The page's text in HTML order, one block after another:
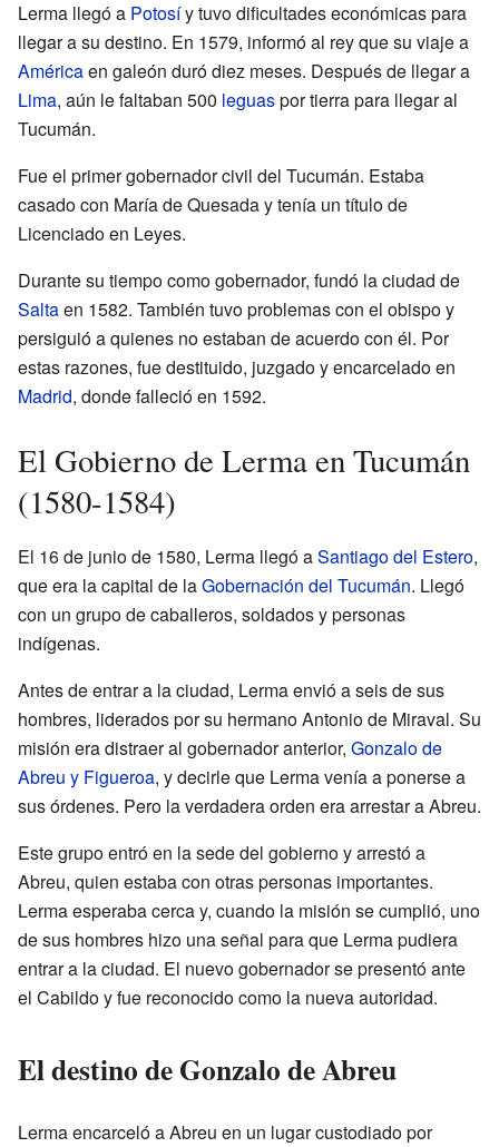
Lerma llegó a Potosíy tuvo dificultades económicas para
llegar a su destino. En 1579, informó al rey que su viaje a
Américaen galeón duró diez meses. Después de llegar a
Lima, aún le faltaban 500 leguaspor tierra para llegar al
Tucumán.
Fue el primer gobernador civil del Tucumán. Estaba
casado con María de Quesada y tenía un título de
Licenciado en Leyes.
Durante su tiempo como gobernador, fundó la ciudad de
Saltaen 1582. También tuvo problemas con el obispo y
persiguió a quienes no estaban de acuerdo con él. Por
estas razones, fue destituido, juzgado y encarcelado en
Madrid, donde falleció en 1592.
El Gobierno de Lerma en Tucumán
(1580-1584)
El 16 de junio de 1580, Lerma llegó aSantiago del Estero,
que era la capital de laGobernación del Tucumán. Llegó
con un grupo de caballeros, soldados y personas
indígenas.
Antes de entrar a la ciudad, Lerma envió a seis de sus
hombres, liderados por su hermano Antonio de Miraval. Su
misión era distraer al gobernador anterior, Gonzalo de
Abreu y Figueroa, y decirle que Lerma venía a ponerse a
sus órdenes. Pero la verdadera orden era arrestar a Abreu.
Este grupo entró en la sede del gobierno y arrestó a
Abreu, quien estaba con otras personas importantes.
Lerma esperaba cerca y, cuando la misión se cumplió, uno
de sus hombres hizo una señal para que Lerma pudiera
entrar a la ciudad. El nuevo gobernador se presentó ante
el Cabildo y fue reconocido como la nueva autoridad.
El destino de Gonzalo de Abreu
Lerma encarceló a Abreu en un lugar custodiado por